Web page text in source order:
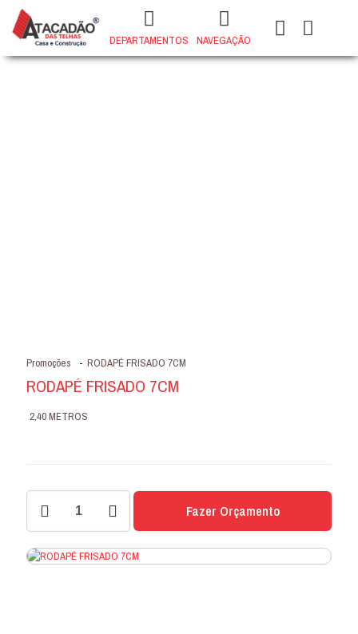
DEPARTAMENTOS NAVEGAÇÃO
Promoções - RODAPÉ FRISADO 7CM
RODAPÉ FRISADO 7CM
2,40 METROS
RODAPÉ
FRISADO
7CM
Fazer Orçamento